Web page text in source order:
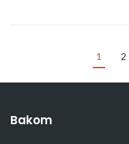
1 2
Bakom